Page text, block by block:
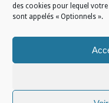
des cookies pour lequel
sont appelés « Optionnels ».